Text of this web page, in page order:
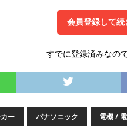
定 ｜ 世界No.1の不動産投資市場東京
売までを担う ｜ 平均年収809万 ｜ 年
エンタープライズ
体育会積極採用企
年5月14日 ] 【 28卒 ｜ オープン
％増収!! ｜ 様々な業界の知識・スキ
てクライアントの課題を解決 ｜ 土
会員登録して続
すでに登録済みなの
ー パナソニック 電機 /